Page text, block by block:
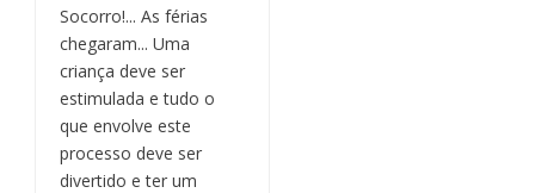
Socorro!... As férias
chegaram... Uma
criança deve ser
estimulada e tudo o
que envolve este
processo deve ser
divertido e ter um